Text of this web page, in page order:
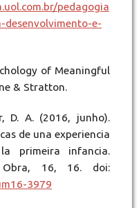
pedagogia
e-
of Meaningful
& Stratton.
D. A. (2016, junho).
de una experiencia
primeira infancia.
Obra, 16, 16. doi:
3979